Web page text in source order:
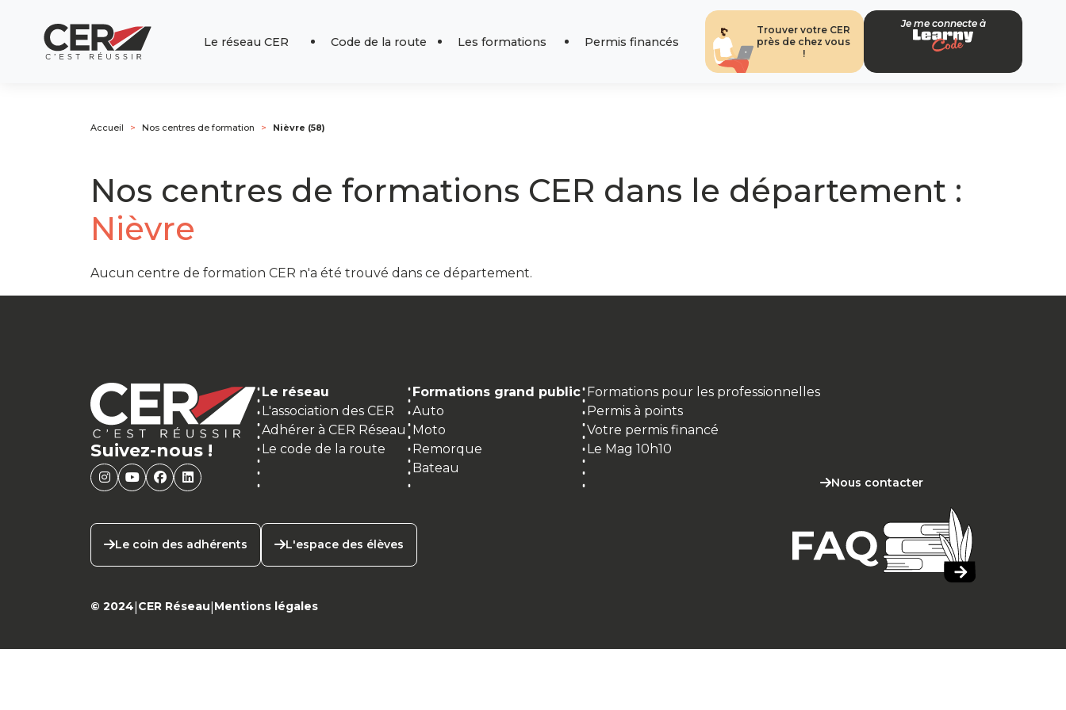
Le réseau CER Code de la route Les formations Permis financés
Trouver votre CER
près de chez vous
!
Je me connecte à
Accueil Nos centres de formation Nièvre (58)
Nos centres de formations CER dans le département :
Nièvre
Aucun centre de formation CER n'a été trouvé dans ce département.
Suivez-nous !
Le réseau
L'association des CER
Adhérer à CER Réseau
Le code de la route
Formations grand public
Auto
Moto
Remorque
Bateau
Formations pour les professionnelles
Permis à points
Votre permis financé
Le Mag 10h10
Nous contacter
Le coin des adhérents L'espace des élèves
© 2024 CER Réseau Mentions légales